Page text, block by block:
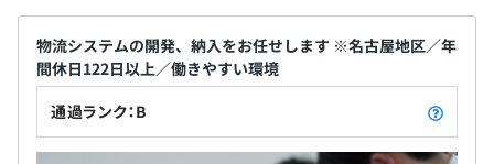
※ 担当いただく顧客・案件次第で変動いたしますので、
参考となります。
無期雇用
物流システムの開発、納入をお任せします ※名古屋地区／年
間休日122日以上／働きやすい環境
通過ランク：B